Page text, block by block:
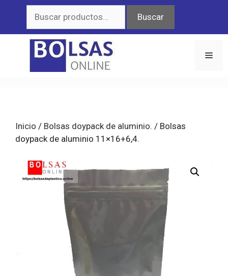
contenido
por:
Buscar
Inicio / Bolsas doypack de aluminio. / Bolsas
doypack de aluminio 11×16+6,4.